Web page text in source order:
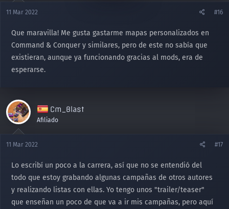
e
:
11 Mar 2022 #16
Que maravilla! Me gusta gastarme mapas personalizados en
Command & Conquer y similares, pero de este no sabía que
existieran, aunque ya funcionando gracias al mods, era de
esperarse.
Cm_Blast
Afiliado
11 Mar 2022 #17
Lo escribí un poco a la carrera, así que no se entendió del
todo que estoy grabando algunas campañas de otros autores
y realizando listas con ellas. Yo tengo unos "trailer/teaser"
que enseñan un poco de que va a ir mis campañas, pero aquí